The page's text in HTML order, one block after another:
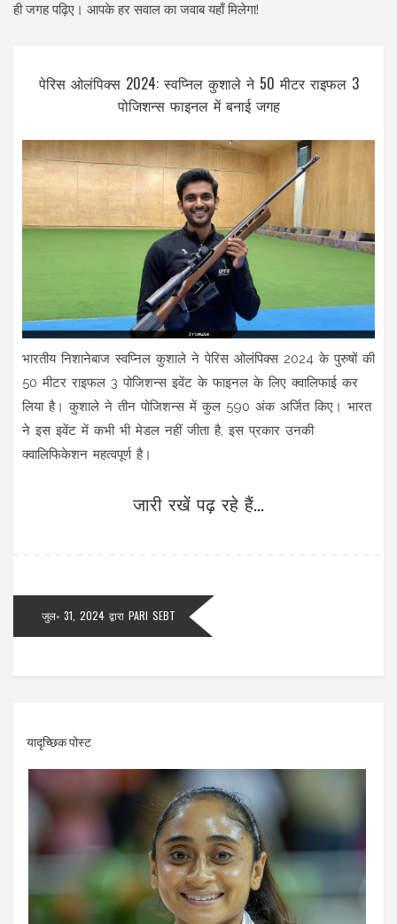
ही जगह पढ़िए। आपके हर सवाल का जवाब यहाँ मिलेगा!
पेरिस ओलंपिक्स 2024: स्वप्निल कुशाले ने 50 मीटर राइफल 3
पोजिशन्स फाइनल में बनाई जगह
भारतीय निशानेबाज स्वप्निल कुशाले ने पेरिस ओलंपिक्स 2024 के पुरुषों की
50 मीटर राइफल 3 पोजिशन्स इवेंट के फाइनल के लिए क्वालिफाई कर
लिया है। कुशाले ने तीन पोजिशन्स में कुल 590 अंक अर्जित किए। भारत
ने इस इवेंट में कभी भी मेडल नहीं जीता है, इस प्रकार उनकी
क्वालिफिकेशन महत्वपूर्ण है।
जारी रखें पढ़ रहे हैं...
जुल॰ 31, 2024 द्वारा PARI SEBT
यादृच्छिक पोस्ट